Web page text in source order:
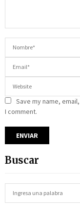
Save my name,
I comment.
Buscar